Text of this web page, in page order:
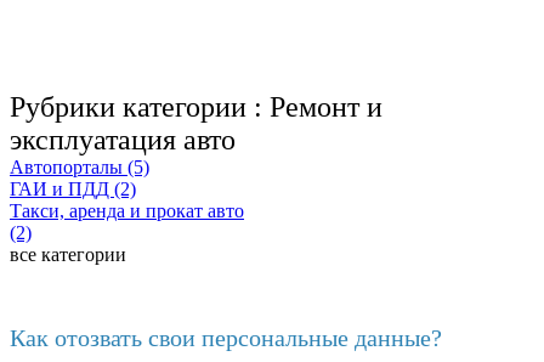
Рубрики категории : Ремонт и
эксплуатация авто
Автопорталы (5)
ГАИ и ПДД (2)
Такси, аренда и прокат авто
(2)
все категории
Как отозвать свои персональные данные?